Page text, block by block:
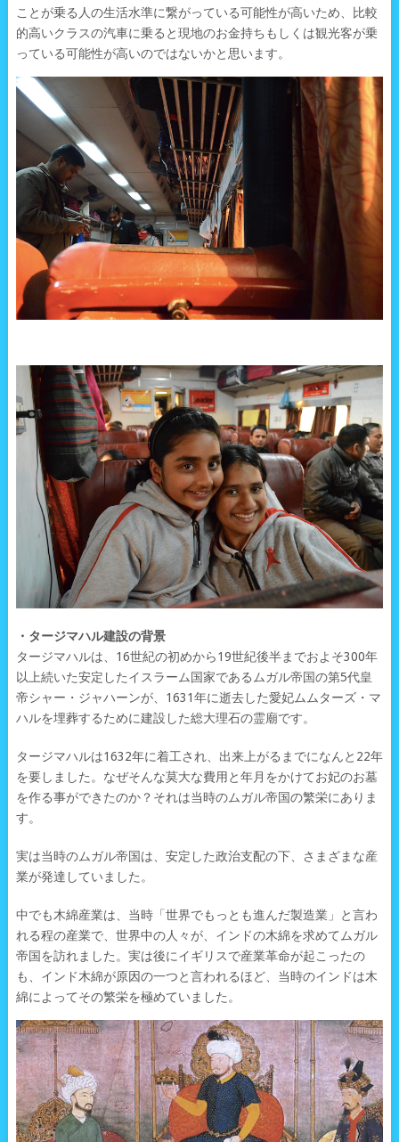
ことが乗る人の生活水準に繋がっている可能性が高いため、比較
的高いクラスの汽車に乗ると現地のお金持ちもしくは観光客が乗
っている可能性が高いのではないかと思います。
・タージマハル建設の背景
タージマハルは、16世紀の初めから19世紀後半までおよそ300年
以上続いた安定したイスラーム国家であるムガル帝国の第5代皇
帝シャー・ジャハーンが、1631年に逝去した愛妃ムムターズ・マ
ハルを埋葬するために建設した総大理石の霊廟です。
タージマハルは1632年に着工され、出来上がるまでになんと22年
を要しました。なぜそんな莫大な費用と年月をかけてお妃のお墓
を作る事ができたのか？それは当時のムガル帝国の繁栄にありま
す。
実は当時のムガル帝国は、安定した政治支配の下、さまざまな産
業が発達していました。
中でも木綿産業は、当時「世界でもっとも進んだ製造業」と言わ
れる程の産業で、世界中の人々が、インドの木綿を求めてムガル
帝国を訪れました。実は後にイギリスで産業革命が起こったの
も、インド木綿が原因の一つと言われるほど、当時のインドは木
綿によってその繁栄を極めていました。